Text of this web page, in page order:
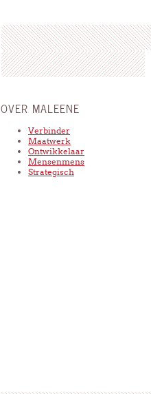
OVER MALEENE
Verbinder
Maatwerk
Ontwikkelaar
Mensenmens
Strategisch